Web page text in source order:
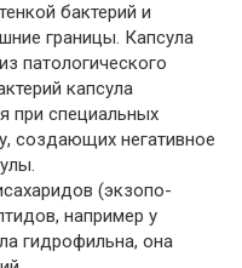
бактерий и
границы. Капсула
патологического
капсула
при специальных
создающих негативное
(экзопо-
например у
гидрофильна, она